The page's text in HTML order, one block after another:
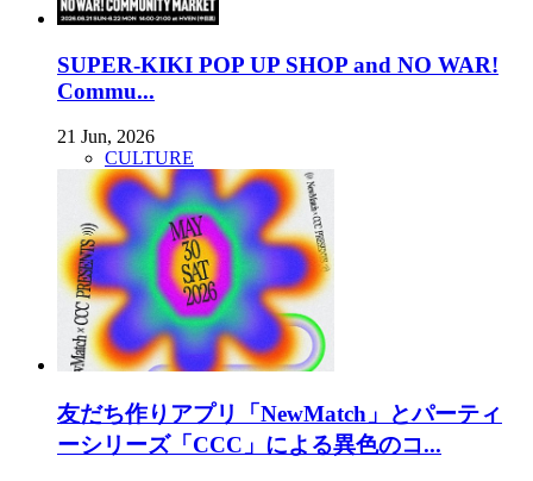
SUPER-KIKI POP UP SHOP and NO WAR!
Commu...
21 Jun, 2026
CULTURE
友だち作りアプリ「NewMatch」とパーティ
ーシリーズ「CCC」による異色のコ...